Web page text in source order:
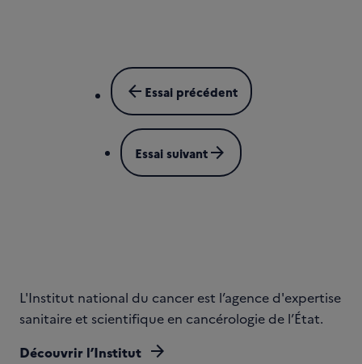
arrow_back Essai précédent
Essai suivantarrow_forward
L'Institut national du cancer est l’agence d'expertise
sanitaire et scientifique en cancérologie de l’État.
Découvrir l’Institut arrow_forward